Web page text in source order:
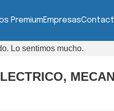
PremiumEmpresas
Lo sentimos mucho.